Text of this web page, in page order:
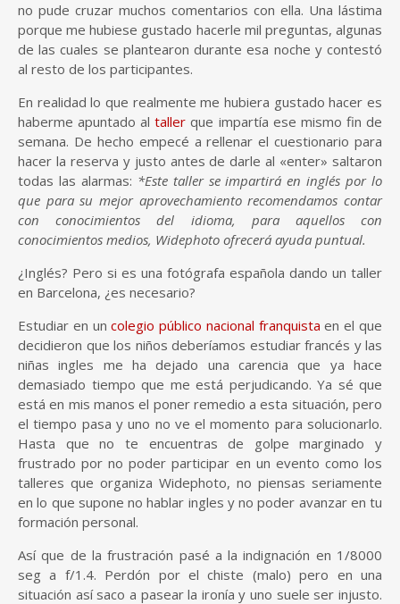
no pude cruzar muchos comentarios con ella. Una lástima
porque me hubiese gustado hacerle mil preguntas, algunas
de las cuales se plantearon durante esa noche y contestó
al resto de los participantes.
En realidad lo que realmente me hubiera gustado hacer es
haberme apuntado altaller que impartía ese mismo fin de
semana. De hecho empecé a rellenar el cuestionario para
hacer la reserva y justo antes de darle al «enter» saltaron
todas las alarmas: *Este taller se impartirá en inglés por lo
que para su mejor aprovechamiento recomendamos contar
con conocimientos del idioma, para aquellos con
conocimientos medios, Widephoto ofrecerá ayuda puntual.
¿Inglés? Pero si es una fotógrafa española dando un taller
en Barcelona, ¿es necesario?
Estudiar en uncolegio público nacional franquista en el que
decidieron que los niños deberíamos estudiar francés y las
niñas ingles me ha dejado una carencia que ya hace
demasiado tiempo que me está perjudicando. Ya sé que
está en mis manos el poner remedio a esta situación, pero
el tiempo pasa y uno no ve el momento para solucionarlo.
Hasta que no te encuentras de golpe marginado y
frustrado por no poder participar en un evento como los
talleres que organiza Widephoto, no piensas seriamente
en lo que supone no hablar ingles y no poder avanzar en tu
formación personal.
Así que de la frustración pasé a la indignación en 1/8000
seg a f/1.4. Perdón por el chiste (malo) pero en una
situación así saco a pasear la ironía y uno suele ser injusto.